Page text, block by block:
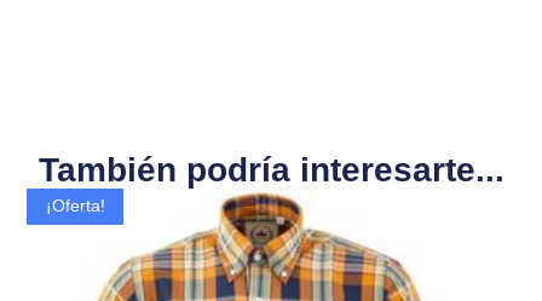
También podría interesarte...
¡Oferta!